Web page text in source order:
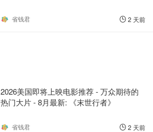
省钱君 2 天前
2026美国即将上映电影推荐 - 万众期待的
热门大片 - 8月最新: 《末世行者》
省钱君 2 天前